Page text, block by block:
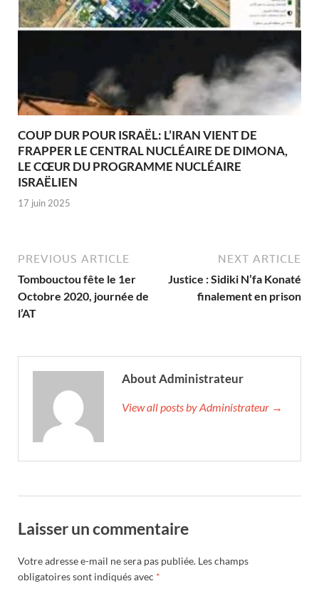
COUP DUR POUR ISRAËL: L’IRAN VIENT DE
FRAPPER LE CENTRAL NUCLÉAIRE DE DIMONA,
LE CŒUR DU PROGRAMME NUCLÉAIRE
ISRAËLIEN
17 juin 2025
PREVIOUS ARTICLE
Tombouctou fête le 1er
Octobre 2020, journée de
l’AT
NEXT ARTICLE
Justice : Sidiki N’fa Konaté
finalement en prison
About Administrateur
View all posts by Administrateur →
Laisser un commentaire
Votre adresse e-mail ne sera pas publiée. Les champs
obligatoires sont indiqués avec *